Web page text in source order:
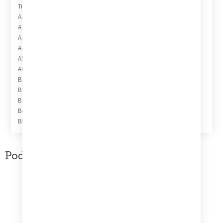
Tracklist
A1 O La Ri Ja 2:52
A2 Piosenka O Kłótni Porannej 4:16
A3 Ballada O Pociągach 2:40
A4 Ciężkie Czasy 2:15
A5 Piosenka O Filiżance 2:23
A6 Piosenka O Ulicznym Grajku 4:44
B1 Ballada O Wojnie I Pokoju 3:35
B2 Wiosenna Piosenka O Pani Teresce 3:10
B3 Wizyta U Malarki 4:30
B4 Nasze Postscriptum 3:32
B5 Piosenka O Naszym Ogrodzie 3:04
Podobne produkty